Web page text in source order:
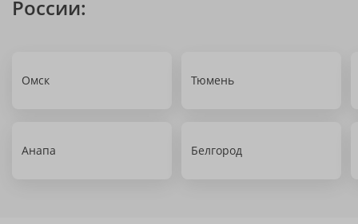
России:
Омск Тюмень
Анапа Белгород